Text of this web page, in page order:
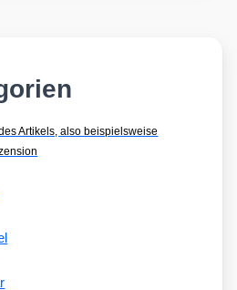
Artikels, also beispielsweise